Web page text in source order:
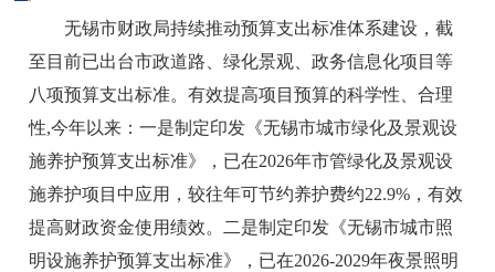
无锡市财政局持续推动预算支出标准体系建设，截
至目前已出台市政道路、绿化景观、政务信息化项目等
八项预算支出标准。有效提高项目预算的科学性、合理
性,今年以来：一是制定印发《无锡市城市绿化及景观设
施养护预算支出标准》，已在2026年市管绿化及景观设
施养护项目中应用，较往年可节约养护费约22.9%，有效
提高财政资金使用绩效。二是制定印发《无锡市城市照
明设施养护预算支出标准》，已在2026-2029年夜景照明